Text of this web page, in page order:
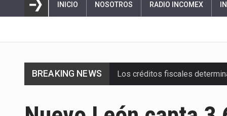
INICIO NOSOTROS RADIO INCOMEX
BREAKING NEWS Los créditos fiscales